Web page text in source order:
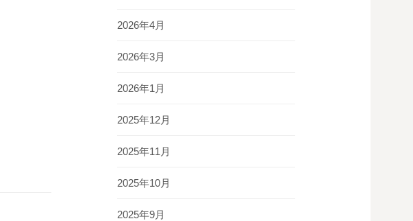
2026年4月
2026年3月
2026年1月
2025年12月
2025年11月
2025年10月
2025年9月